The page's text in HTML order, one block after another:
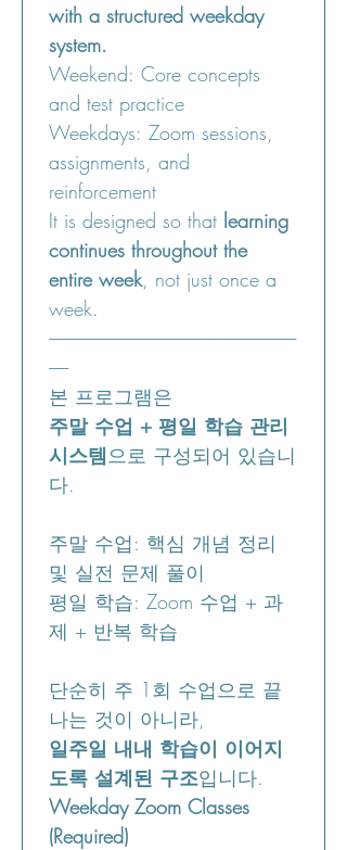
with a structured weekday
system.
Weekend: Core concepts
and test practice
Weekdays: Zoom sessions,
assignments, and
reinforcement
It is designed so that learning
continues throughout the
entire week, not just once a
week.
----------------------------------------------------------------------------
------
본 프로그램은
주말 수업 + 평일 학습 관리
시스템으로 구성되어 있습니
다.
주말 수업: 핵심 개념 정리
및 실전 문제 풀이
평일 학습: Zoom 수업 + 과
제 + 반복 학습
단순히 주 1회 수업으로 끝
나는 것이 아니라,
일주일 내내 학습이 이어지
도록 설계된 구조입니다.
Weekday Zoom Classes
(Required)